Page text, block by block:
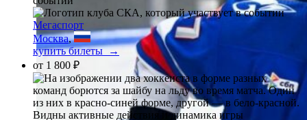
Мегаспорт
Москва,
купить билеты →
от 1 800 ₽